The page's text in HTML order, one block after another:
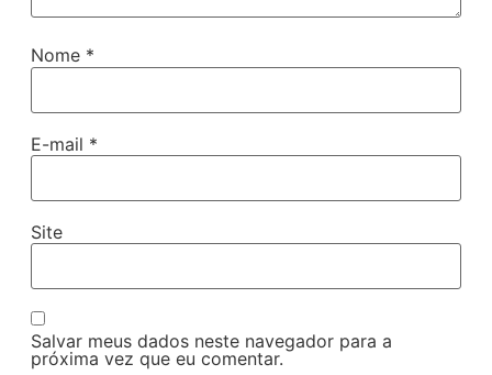
Nome *
E-mail *
Site
Salvar meus dados neste navegador para a
próxima vez que eu comentar.